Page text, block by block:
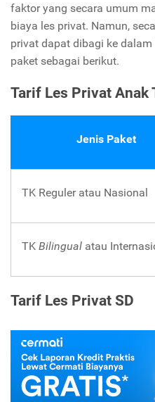
faktor yang secara umum
biaya les privat. Namun,
privat dapat dibagi ke
paket sebagai berikut.
Tarif Les Privat Anak
Jenis Paket
TK Reguler atau Nasional
TK Bilingual atau
Tarif Les Privat SD